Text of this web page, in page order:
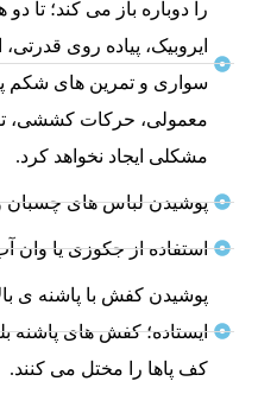
را دوباره باز می کند؛ تا
ایروبیک، پیاده روی
سواری و تمرین های شکم
معمولی، حرکات کششی،
مشکلی ایجاد نخواهد کرد.
پوشیدن لباس های چسبان
استفاده از جکوزی یا وان
ایستاده؛ کفش های پاشنه
کف پاها را مختل می کنند.